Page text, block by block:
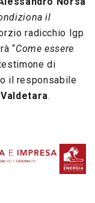
il
radicchio Igp
“Come essere
di
il responsabile
Valdetara.